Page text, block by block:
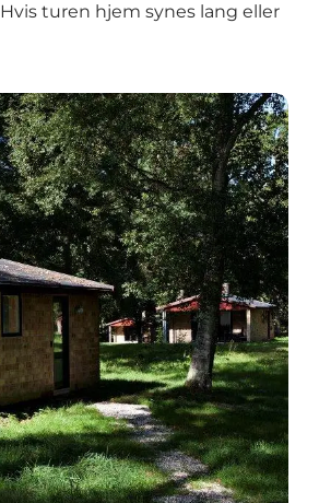
turen hjem synes lang eller